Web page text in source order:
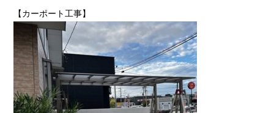
【カーポート工事】